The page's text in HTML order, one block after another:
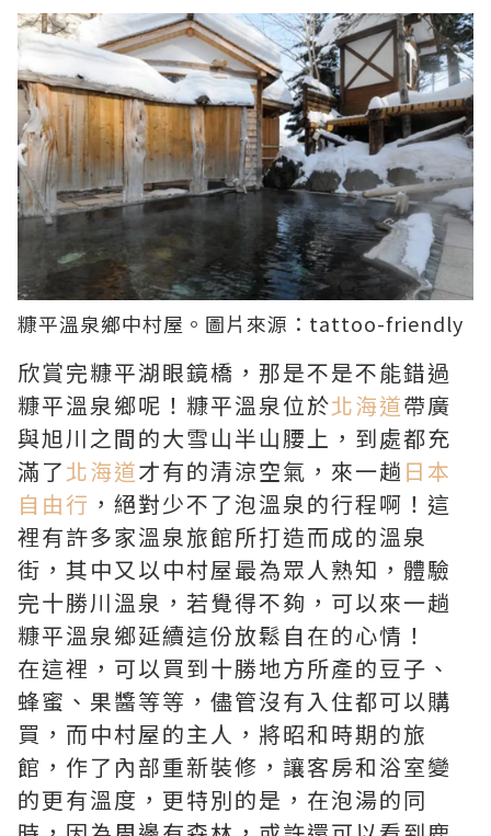
糠平溫泉鄉中村屋。圖片來源： tattoo-friendly
欣賞完糠平湖眼鏡橋，那是不是不能錯過
糠平溫泉鄉呢！糠平溫泉位於北海道帶廣
與旭川之間的大雪山半山腰上，到處都充
滿了北海道才有的清涼空氣，來一趟 日本
自由行 ，絕對少不了泡溫泉的行程啊！這
裡有許多家溫泉旅館所打造而成的溫泉
街，其中又以中村屋最為眾人熟知，體驗
完十勝川溫泉，若覺得不夠，可以來一趟
糠平溫泉鄉延續這份放鬆自在的心情！
在這裡，可以買到十勝地方所產的豆子、
蜂蜜、果醬等等，儘管沒有入住都可以購
買，而中村屋的主人，將昭和時期的旅
館，作了內部重新裝修，讓客房和浴室變
的更有溫度，更特別的是，在泡湯的同